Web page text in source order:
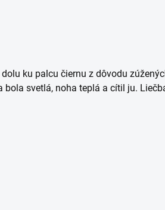
ku palcu čiernu z dôvodu
svetlá, noha teplá a cítil ju.